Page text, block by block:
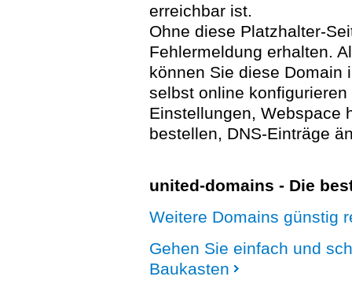
erreichbar ist.
Ohne diese Platzhalter-
Fehlermeldung erhalten.
können Sie diese Domain
selbst online
Einstellungen, Webspace
bestellen, DNS-Einträge
united-domains - Die
Weitere Domains günstig
Gehen Sie einfach und
Baukasten